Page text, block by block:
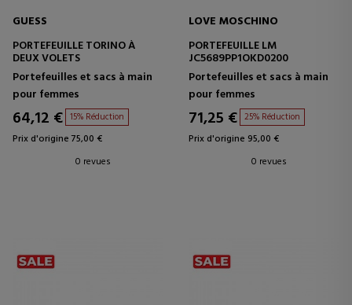
GUESS
PORTEFEUILLE TORINO À
DEUX VOLETS
Portefeuilles et sacs à main
pour femmes
64,12 € 15% Réduction
Prix d'origine 75,00 €
0 revues
LOVE MOSCHINO
PORTEFEUILLE LM
JC5689PP1OKD0200
Portefeuilles et sacs à main
pour femmes
71,25 € 25% Réduction
Prix d'origine 95,00 €
0 revues